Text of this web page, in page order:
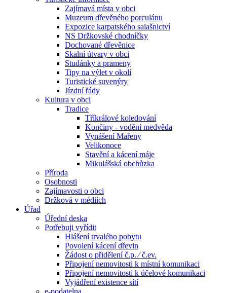
Zajímavá místa v obci
Muzeum dřevěného porculánu
Expozice karpatského salašnictví
NS Držkovské chodníčky
Dochované dřevěnice
Skalní útvary v obci
Studánky a prameny
Tipy na výlet v okolí
Turistické suvenýry
Jízdní řády
Kultura v obci
Tradice
Tříkrálové koledování
Končiny - vodění medvěda
Vynášení Mařeny
Velikonoce
Stavění a kácení máje
Mikulášská obchůzka
Příroda
Osobnosti
Zajímavosti o obci
Držková v médiích
Úřad
Úřední deska
Potřebuji vyřídit
Hlášení trvalého pobytu
Povolení kácení dřevin
Žádost o přidělení č.p. ⁄ č.ev.
Připojení nemovitosti k místní komunikaci
Připojení nemovitosti k účelové komunikaci
Vyjádření existence sítí
e-podatelna